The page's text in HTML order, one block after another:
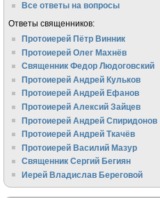
Все ответы на вопросы
Ответы священников:
Протоиерей Пётр Винник
Протоиерей Олег Махнёв
Священник Федор Людоговский
Протоиерей Андрей Кульков
Протоиерей Андрей Ефанов
Протоиерей Алексий Зайцев
Протоиерей Андрей Спиридонов
Протоиерей Андрей Ткачёв
Протоиерей Василий Мазур
Священник Сергий Бегиян
Иерей Владислав Береговой